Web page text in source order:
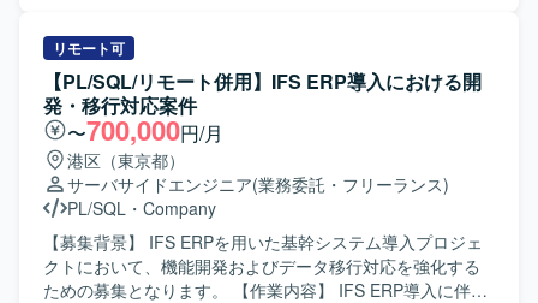
まで一貫して携わることができます。複数の言語やOS環境
での開発経験を活かしつつ、証券業務知識やプロジェクト
マネジメントスキルを高めることができる環境です。顧客
折衝や案件管理などを通じて、技術力だけでなくビジネス
面でのスキルも磨いていただけます。 【開発環境】 Oracle
データベース上でのPL/SQL開発を中心に、UNIX環境での
C/C++およびCSHを用いた開発を行っております。フロン
ト・バッチなどの各種機能においてVB6.0およびVB.NETを
活用したシステム構成となっております。
既存処理の改善および検証などを行っていただきます。
【求める人物像】 データ連携やバッチ処理に主体的に取り
組み、関係者とのコミュニケーションを取りながら粘り強
く業務を進めていただける方を求めています。 【ポジショ
ンの魅力】 金融系システムの基盤更改に携わることで、大
規模なデータ連携処理の設計・開発経験を積むことがで
き、SQLおよびETLツールのスキルを高めていただけます。
【開発環境】 SQLおよびETLツール（Data Stage、
DataSpider）を用いたデータ連携・バッチ処理の開発環境
となります。
リモート可
【PL/SQL/リモート併用】IFS ERP導入における開
発・移行対応案件
〜700,000円/月
港区（東京都）
サーバサイドエンジニア(業務委託・フリーランス)
PL/SQL ・ Company
【募集背景】 IFS ERPを用いた基幹システム導入プロジェ
クトにおいて、機能開発およびデータ移行対応を強化する
ための募集となります。 【作業内容】 IFS ERP導入に伴う